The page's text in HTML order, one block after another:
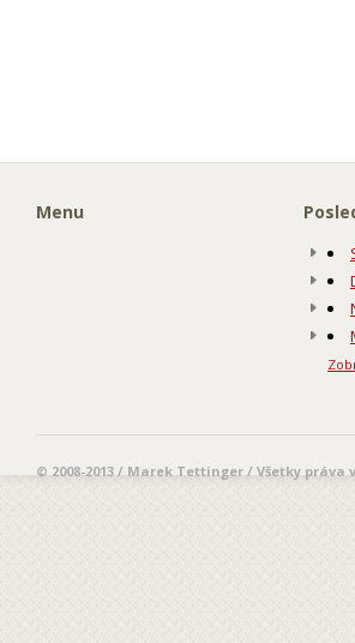
Menu
© 2008-2013 / Marek Tettinger / Všetky práva